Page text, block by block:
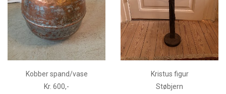
Kobber spand/vase
Kr. 600,-
Kristus figur
Støbjern